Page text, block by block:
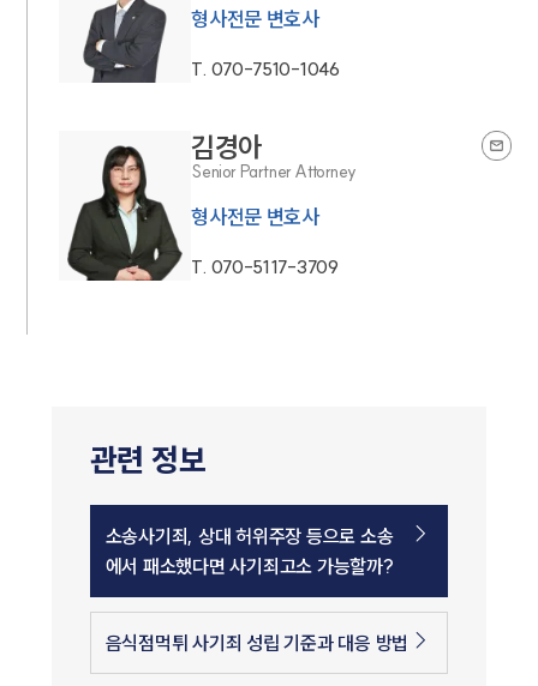
형사전문 변호사
T. 070-7510-1046
김경아
Senior Partner Attorney
형사전문 변호사
T. 070-5117-3709
관련 정보
소송사기죄, 상대 허위주장 등으로 소송
에서 패소했다면 사기죄고소 가능할까?
음식점먹튀 사기죄 성립 기준과 대응 방법